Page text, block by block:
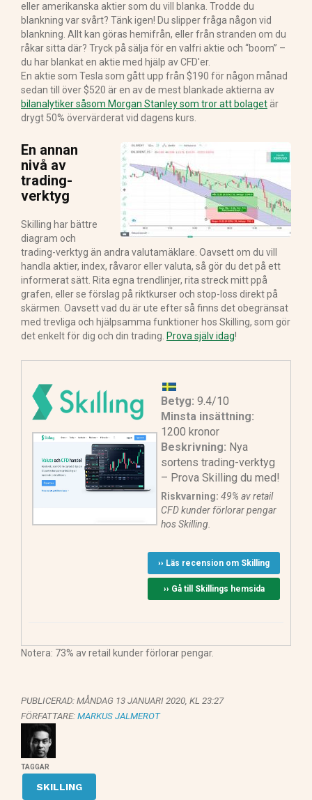
eller amerikanska aktier som du vill blanka. Trodde du
blankning var svårt? Tänk igen! Du slipper fråga någon vid
blankning. Allt kan göras hemifrån, eller från stranden om du
råkar sitta där? Tryck på sälja för en valfri aktie och “boom” –
du har blankat en aktie med hjälp av CFD'er.
En aktie som Tesla som gått upp från $190 för någon månad
sedan till över $520 är en av de mest blankade aktierna av
bilanalytiker såsom Morgan Stanley som tror att bolagetär
drygt 50% övervärderat vid dagens kurs.
En annan
nivå av
trading-
verktyg
Skilling har bättre
diagram och
trading-verktyg än andra valutamäklare. Oavsett om du vill
handla aktier, index, råvaror eller valuta, så gör du det på ett
informerat sätt. Rita egna trendlinjer, rita streck mitt ppå
grafen, eller se förslag på riktkurser och stop-loss direkt på
skärmen. Oavsett vad du är ute efter så finns det obegränsat
med trevliga och hjälpsamma funktioner hos Skilling, som gör
det enkelt för dig och din trading. Prova själv idag!
Betyg: 9.4/10
Minsta insättning:
1200 kronor
Beskrivning: Nya
sortens trading-verktyg
– Prova Skilling du med!
Riskvarning: 49% av retail
CFD kunder förlorar pengar
hos Skilling.
›› Läs recension om Skilling
›› Gå till Skillings hemsida
Notera: 73% av retail kunder förlorar pengar.
PUBLICERAD: MÅNDAG 13 JANUARI 2020, KL 23:27
FÖRFATTARE: MARKUS JALMEROT
TAGGAR
SKILLING